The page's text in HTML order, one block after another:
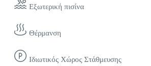
Εξωτερική πισίνα
Θέρμανση
Ιδιωτικός Χώρος Στάθμευσης